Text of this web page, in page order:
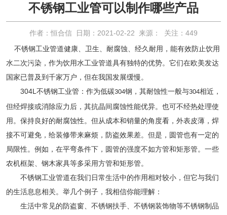
不锈钢工业管可以制作哪些产品
作者：恒合信 日期：2021-02-22 来源： 关注： 449
不锈钢工业管道健康、卫生、耐腐蚀、经久耐用，能有效防止饮用
水二次污染，作为饮用水工业管道具有独特的优势。它们在欧美发达
国家已普及到千家万户，但在我国发展缓慢。
304L 不锈钢工业管 ：作为低碳304钢，其耐蚀性一般与304相近，
但经焊接或消除应力后，其抗晶间腐蚀性能优异。也可不经热处理使
用。保持良好的耐腐蚀性。但从成本和销量的角度看，外表皮薄，焊
接不可避免，给装修带来麻烦，防盗效果差。但是，圆管也有一定的
局限性。例如，在平弯条件下，圆管的强度不如方管和矩形管。一些
农机框架、钢木家具等多采用方管和矩形管。
不锈钢工业管道在我们日常生活中的作用相对较小，但它与我们
的生活息息相关。举几个例子，我相信你能理解：
生活中常见的防盗窗、不锈钢扶手、不锈钢装饰物等不锈钢制品